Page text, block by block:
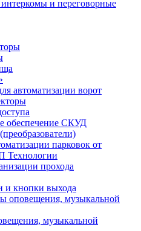
и переговорные
автоматизации ворот
обеспечение СКУД
парковок от
Технологии
прохода
и кнопки выхода
оповещения, музыкальной
музыкальной